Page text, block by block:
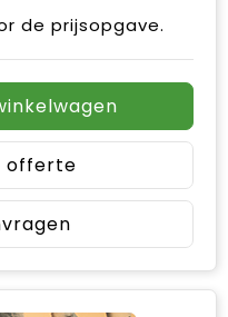
de prijsopgave.
offerte